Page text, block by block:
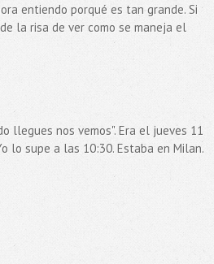
entiendo porqué es tan grande. Si
la risa de ver como se maneja el
llegues nos vemos". Era el jueves 11
lo supe a las 10:30. Estaba en Milan.